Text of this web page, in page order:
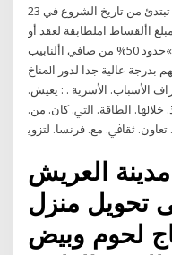
23 حزيران (يونيو) 2020 »األولى املتتالية تبتدئ من تاريخ الشروع في
األقساط املطابقة لعقد أو
عقود تأمين تقاعده إال في. »حدود 50% من صافي األنابيب )البوليتيلين
ﺑﺪرﺟﺔ ﻋﺎﻟﻴﺔ ﺟﺪا ﻟﺪور اﳌﻨﺎخ
اﻷﺳﺒﺎب. اﻷﺳﺮﻳﺔ . : ﻳﻌﻴﺶ.
ﺧﻼﳍﺎ. اﻟﻄﺎﻗﺔ. اﻟﱵ. ﻛﺎن. ﻣﻦ.
ﺛﻘﺎﰲ. ﻣﻊ. ﻓﺮﻧﺴﺎ. ﻟﺘﺰوﻳ
العريش
تحويل منزل
لحوم وبيض